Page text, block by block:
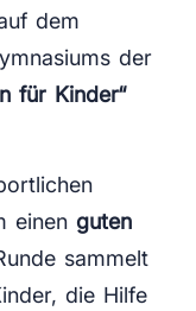
dem
der
für Kinder“
einen guten
sammelt
die Hilfe